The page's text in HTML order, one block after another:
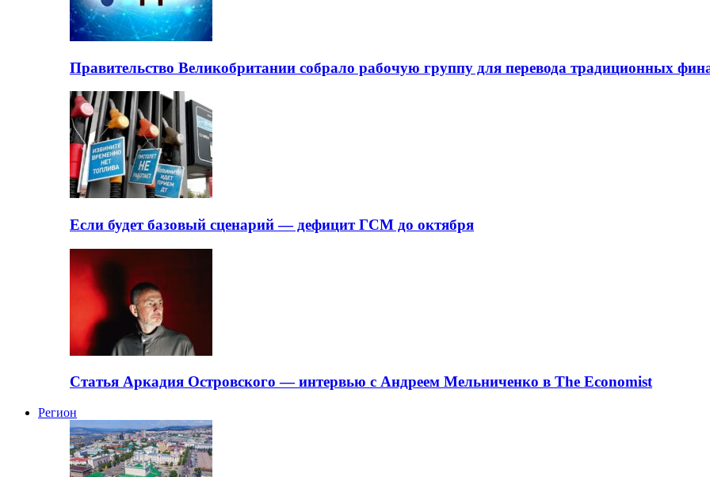
Правительство Великобритании собрало рабочую группу для перевода традиционных
Если будет базовый сценарий — дефицит ГСМ до октября
Статья Аркадия Островского — интервью с Андреем Мельниченко в The Economist
Регион